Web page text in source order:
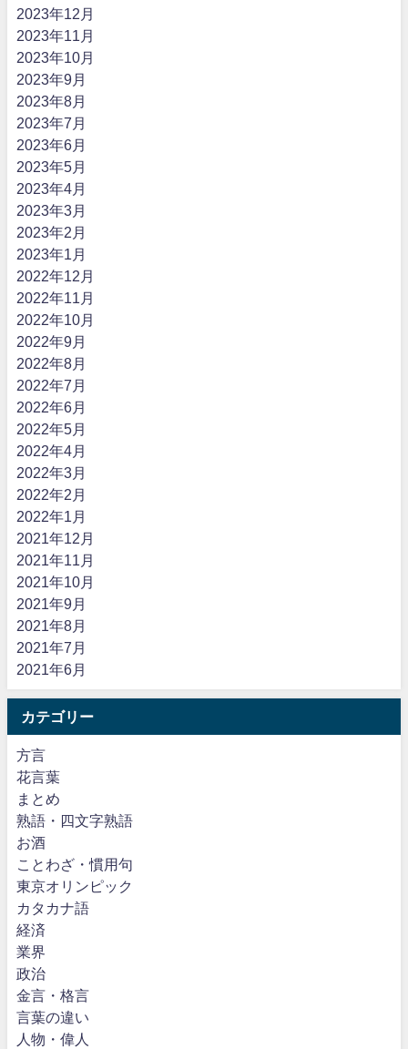
2023年12月
2023年11月
2023年10月
2023年9月
2023年8月
2023年7月
2023年6月
2023年5月
2023年4月
2023年3月
2023年2月
2023年1月
2022年12月
2022年11月
2022年10月
2022年9月
2022年8月
2022年7月
2022年6月
2022年5月
2022年4月
2022年3月
2022年2月
2022年1月
2021年12月
2021年11月
2021年10月
2021年9月
2021年8月
2021年7月
2021年6月
カテゴリー
方言
花言葉
まとめ
熟語・四文字熟語
お酒
ことわざ・慣用句
東京オリンピック
カタカナ語
経済
業界
政治
金言・格言
言葉の違い
人物・偉人